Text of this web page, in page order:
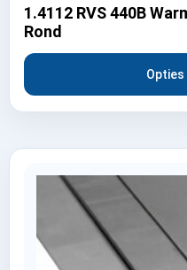
1.4112 RVS 440B
Rond